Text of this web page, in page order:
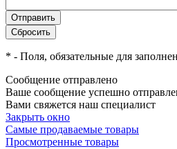
* - Поля, обязательные для
Сообщение отправлено
Ваше сообщение успешно
Вами свяжется наш специалист
Закрыть окно
Самые продаваемые товары
Просмотренные товары